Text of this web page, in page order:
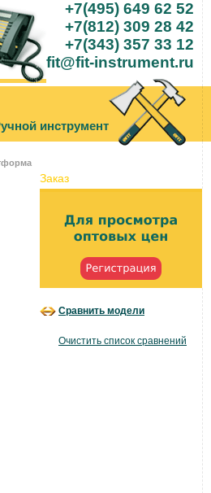
+7(495) 649 62 52
+7(812) 309 28 42
+7(343) 357 33 12
fit@fit-instrument.ru
инструмент
Заказ
Сравнить модели
Очистить список сравнений